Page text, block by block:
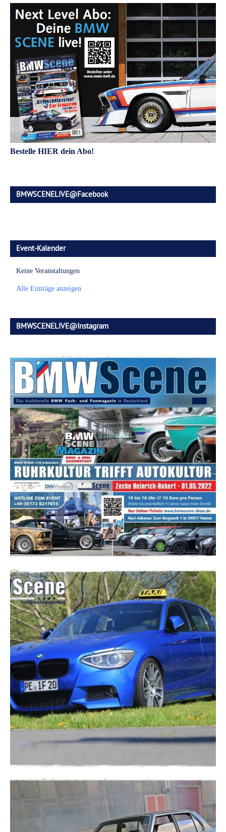
Bestelle HIER dein Abo!
BMWSCENELIVE@Facebook
Event-Kalender
Keine Veranstaltungen
Alle Einträge anzeigen
BMWSCENELIVE@Instagram